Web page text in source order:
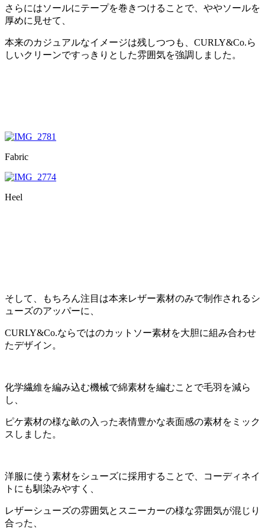
さらにはソールにテープを巻きつけることで、ややソールを
厚めに見せて、
本来のカジュアルなイメージは残しつつも、CURLY&Co.ら
しいクリーンですっきりとした雰囲気を強調しました。
Fabric
Heel
そして、もちろん注目は本来レザー素材のみで制作されるシ
ューズのアッパーに、
CURLY&Co.ならではのカットソー素材を大胆に組み合わせ
たデザイン。
化学繊維を編み込む機械で綿素材を編むことで毛羽を減ら
し、
ピケ素材の様な畝の入った表情豊かな表面感の素材をミック
スしました。
洋服に使う素材をシューズに採用することで、コーディネイ
トにも馴染みやすく、
レザーシューズの雰囲気とスニーカーの様な雰囲気が混じり
合った、